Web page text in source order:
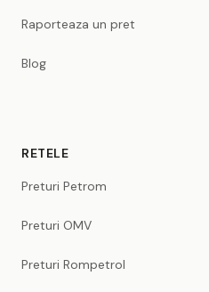
Raporteaza un pret
Blog
RETELE
Preturi Petrom
Preturi OMV
Preturi Rompetrol